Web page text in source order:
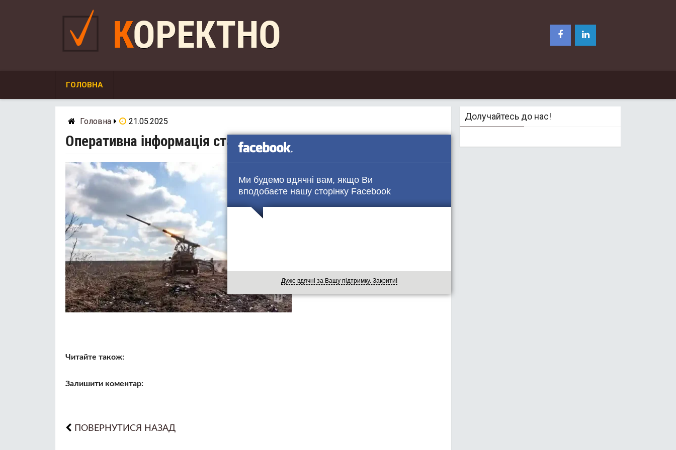
Ми будемо вдячні вам, якщо Ви
вподобаєте нашу сторінку Facebook
Дуже вдячні за Вашу підтримку. Закрити!
КОРЕКТНО
ГОЛОВНА
Головна 21.05.2025
Оперативна інформація станом на 08.00 21.05
Читайте також:
Залишити коментар:
ПОВЕРНУТИСЯ НАЗАД
Долучайтесь до нас!